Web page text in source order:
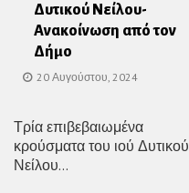
Δυτικού Νείλου-
Ανακοίνωση από τον
Δήμο
20 Αυγούστου, 2024
Τρία επιβεβαιωμένα
κρούσματα του ιού Δυτικού
Νείλου...